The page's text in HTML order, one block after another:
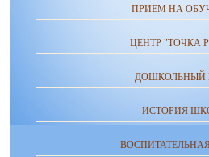
ПРИЕМ НА
ЦЕНТР "ТОЧКА
ДОШКОЛЬНЫЙ
ИСТОРИЯ